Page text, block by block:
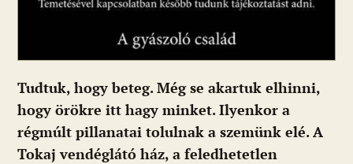
Tudtuk, hogy beteg. Még se akartuk elhinni,
hogy örökre itt hagy minket. Ilyenkor a
régmúlt pillanatai tolulnak a szemünk elé. A
Tokaj vendéglátó ház, a feledhetetlen